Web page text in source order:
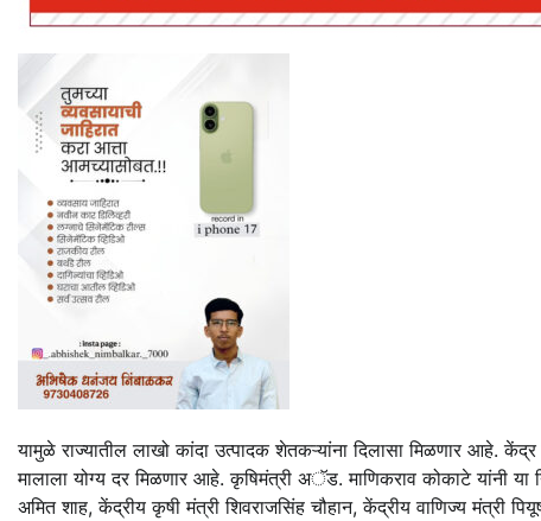
यामुळे राज्यातील लाखो कांदा उत्पादक शेतकऱ्यांना दिलासा मिळणार आहे.
मालाला योग्य दर मिळणार आहे. कृषिमंत्री अॅड. माणिकराव कोकाटे यांनी या
अमित शाह, केंद्रीय कृषी मंत्री शिवराजसिंह चौहान, केंद्रीय वाणिज्य मंत्री